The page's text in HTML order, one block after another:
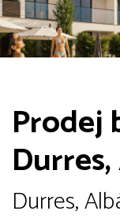
Prodej
Durres,